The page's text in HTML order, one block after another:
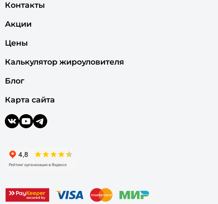
Контакты
Акции
Цены
Калькулятор жироуловителя
Блог
Карта сайта